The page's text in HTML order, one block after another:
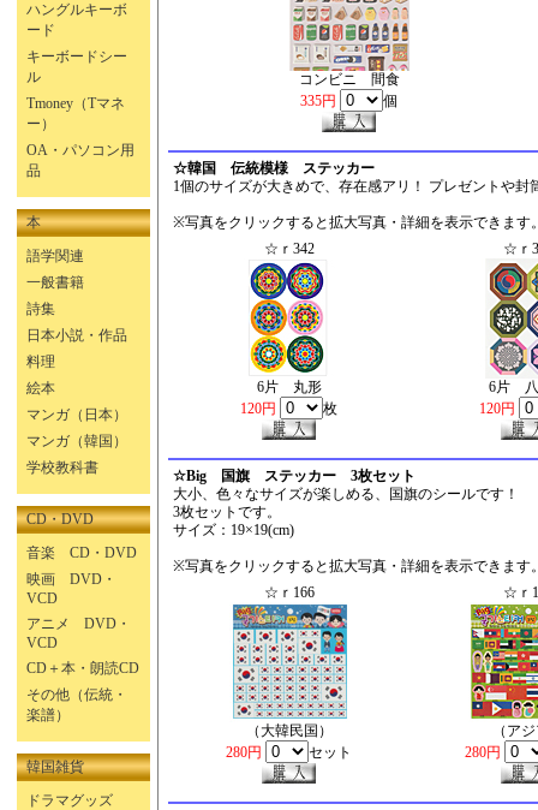
ハングルキーボ
ード
キーボードシー
ル
Tmoney（Tマネ
ー）
OA・パソコン用
品
本
語学関連
一般書籍
詩集
日本小説・作品
料理
絵本
マンガ（日本）
マンガ（韓国）
学校教科書
CD・DVD
音楽 CD・DVD
映画 DVD・
VCD
アニメ DVD・
VCD
CD＋本・朗読CD
その他（伝統・
楽譜）
韓国雑貨
ドラマグッズ
コンビニ 間食
335円
個
☆韓国 伝統模様 ステッカー
1個のサイズが大きめで、存在感アリ！ プレゼントや封
※写真をクリックすると拡大写真・詳細を表示できます
☆ｒ342
☆ｒ
6片 丸形
6片 八
120円
枚 120円
☆Big 国旗 ステッカー 3枚セット
大小、色々なサイズが楽しめる、国旗のシールです！
3枚セットです。
サイズ：19×19(cm)
※写真をクリックすると拡大写真・詳細を表示できます
☆ｒ166
☆ｒ
（大韓民国）
（ア
280円
セット 280円